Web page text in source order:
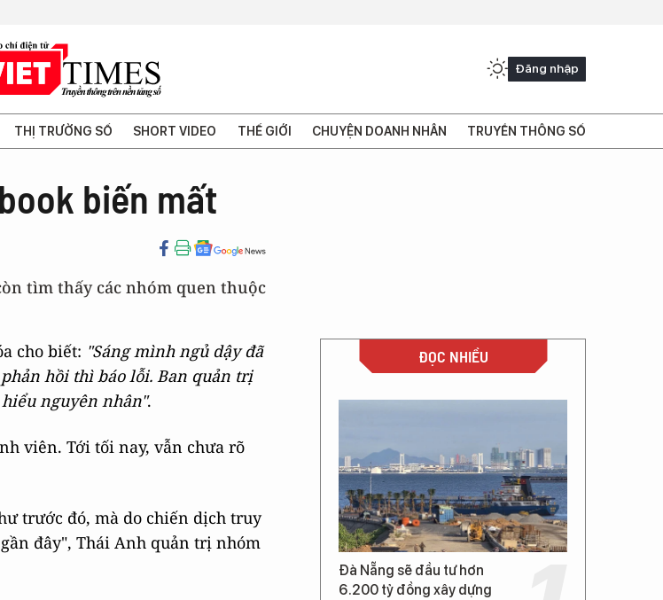
Đăng nhập
THỊ TRƯỜNG SỐ SHORT VIDEO THẾ GIỚI CHUYỆN DOANH NHÂN TRUYỀN THÔNG SỐ
biến mất
tìm thấy các nhóm quen thuộc
cho biết: "Sáng mình ngủ dậy đã
hồi thì báo lỗi. Ban quản trị
nguyên nhân".
viên. Tới tối nay, vẫn chưa rõ
trước đó, mà do chiến dịch truy
đây", Thái Anh quản trị nhóm
ĐỌC NHIỀU
Đà Nẵng sẽ đầu tư hơn
6.200 tỷ đồng xây dựng